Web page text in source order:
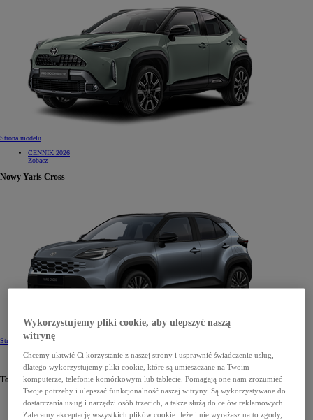
Strona modelu
CENNIK 2026
Zobacz
Nowy Yaris Cross
Strona modelu
CENNIK 2026
Zobacz
Toyota C-HR
Wykorzystujemy pliki cookie, aby ulepszyć naszą
witrynę
Chcemy ułatwić Ci korzystanie z naszej strony i usprawnić świadczenie usług,
dlatego wykorzystujemy pliki cookie, które są umieszczane na Twoim
komputerze, telefonie komórkowym lub tablecie. Pomagają one nam zrozumieć
Twoje potrzeby i ulepszać funkcjonalność naszej witryny. Są wykorzystywane do
dostarczania usług i narzędzi osób trzecich, a także służą do celów reklamowych.
Zalecamy akceptację wszystkich plików cookie. Jeżeli nie wyrażasz na to zgody,